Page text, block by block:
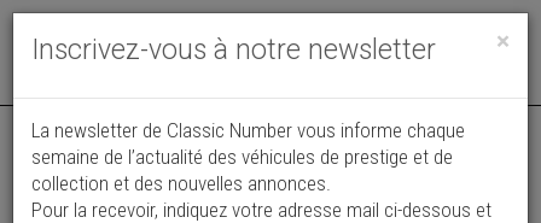
Toggle
×
Inscrivez-vous à notre newsletter
La newsletter de Classic Number vous informe chaque
semaine de l’actualité des véhicules de prestige et de
collection et des nouvelles annonces.
Pour la recevoir, indiquez votre adresse mail ci-dessous et